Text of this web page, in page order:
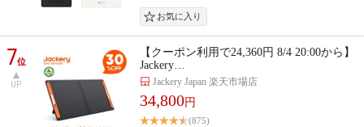
7位
UP
【クーポン利用で24,360円 8/4 20:00から】
Jackery…
Jackery Japan 楽天市場店
34,800円
(875)